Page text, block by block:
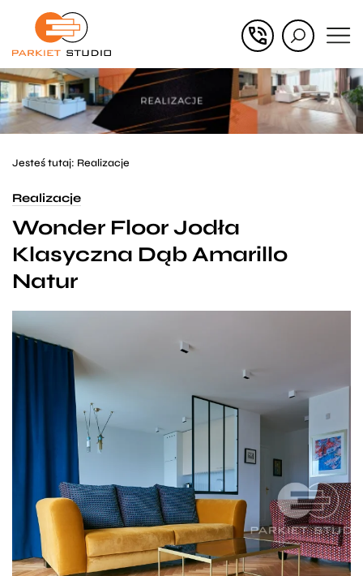
Przejdź
głównego
Przejdź
menu
w
stopce
Jesteś tutaj: Realizacje
Realizacje
Wonder Floor Jodła
Klasyczna Dąb Amarillo
Natur